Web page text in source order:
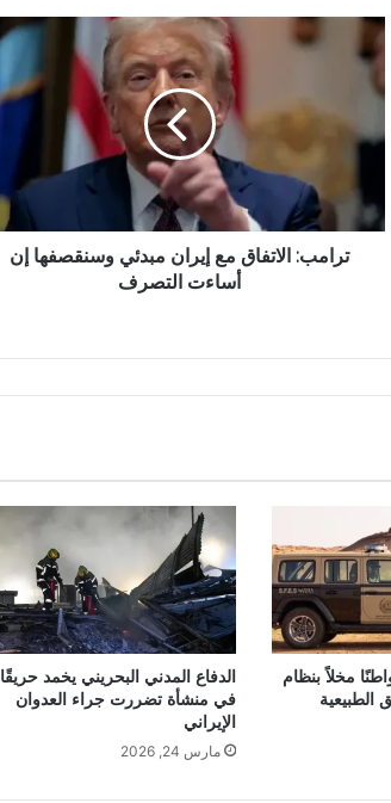
ترامب: الاتفاق مع إيران مبدئي وسنقصفها إن
أساءت التصرف
مخلاً بنظام
الطبيعية
الدفاع المدني البحريني يخمد حريقًا
في منشأة تضررت جراء العدوان
الإيراني
مارس 24, 2026